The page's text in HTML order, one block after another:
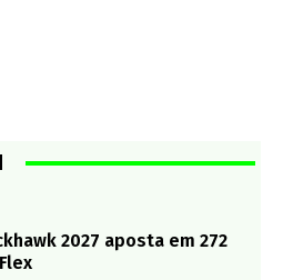
2027 aposta em 272